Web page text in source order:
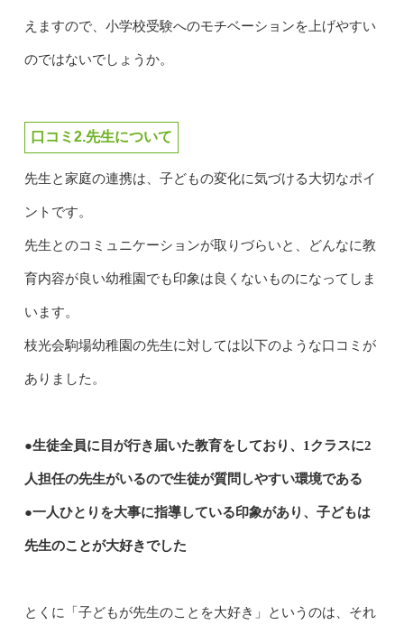
えますので、小学校受験へのモチベーションを上げやすい
のではないでしょうか。
口コミ2.先生について
先生と家庭の連携は、子どもの変化に気づける大切なポイ
ントです。
先生とのコミュニケーションが取りづらいと、どんなに教
育内容が良い幼稚園でも印象は良くないものになってしま
います。
枝光会駒場幼稚園の先生に対しては以下のような口コミが
ありました。
●生徒全員に目が行き届いた教育をしており、1クラスに2
人担任の先生がいるので生徒が質問しやすい環境である
●一人ひとりを大事に指導している印象があり、子どもは
先生のことが大好きでした
とくに「子どもが先生のことを大好き」というのは、それ